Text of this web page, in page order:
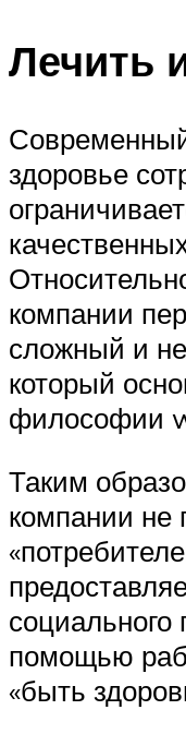
Лечить
здоровье
компании
сложный и
который
философии
Таким
компании не
социального
помощью
«быть